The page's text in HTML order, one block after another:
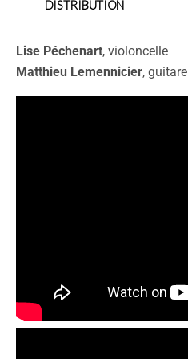
DISTRIBUTION
Lise Péchenart, violoncelle
Matthieu Lemennicier, guitare